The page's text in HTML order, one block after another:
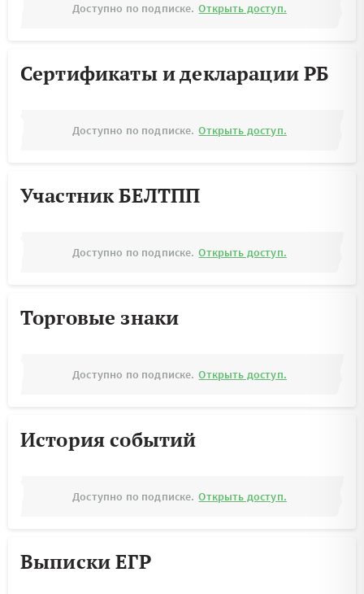
Доступно по подписке. Открыть доступ.
Сертификаты и декларации РБ
Доступно по подписке. Открыть доступ.
Участник БЕЛТПП
Доступно по подписке. Открыть доступ.
Торговые знаки
Доступно по подписке. Открыть доступ.
История событий
Доступно по подписке. Открыть доступ.
Выписки ЕГР